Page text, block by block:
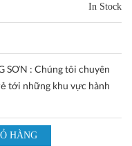
In Stock
SƠN : Chúng tôi chuyên
tới những khu vực hành